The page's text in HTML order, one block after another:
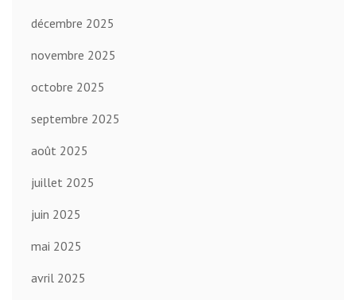
décembre 2025
novembre 2025
octobre 2025
septembre 2025
août 2025
juillet 2025
juin 2025
mai 2025
avril 2025